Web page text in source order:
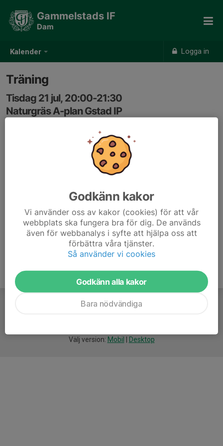
Kalender Logga in
Gammelstads IF
Dam
Träning
Tisdag 21 jul, 20:00-21:30
Naturgräs A-plan Gstad IP
Välj version: Mobil Desktop
Godkänn kakor
Vi använder oss av kakor (cookies) för att vår
webbplats ska fungera bra för dig. De används
även för webbanalys i syfte att hjälpa oss att
förbättra våra tjänster.
Så använder vi cookies
Godkänn alla kakor
Bara nödvändiga